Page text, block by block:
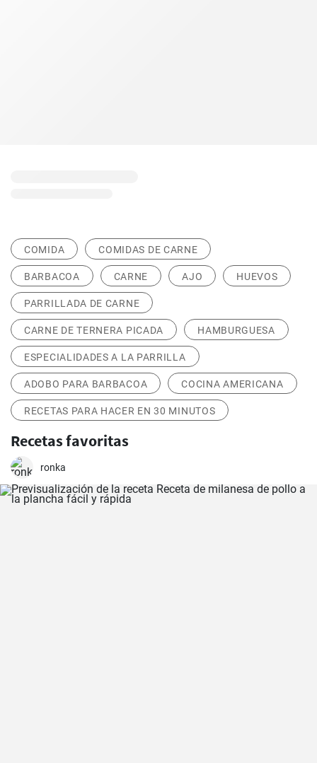
COMIDA COMIDAS DE CARNE
BARBACOA CARNE AJO HUEVOS
PARRILLADA DE CARNE
CARNE DE TERNERA PICADA HAMBURGUESA
ESPECIALIDADES A LA PARRILLA
ADOBO PARA BARBACOA COCINA AMERICANA
RECETAS PARA HACER EN 30 MINUTOS
Recetas favoritas
ronka